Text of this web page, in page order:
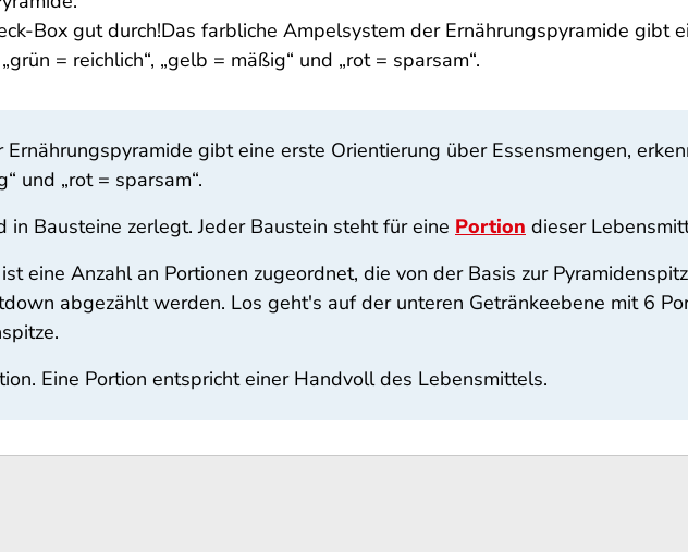
Box gut durch!Das farbliche Ampelsystem der Ernährungspyramide gibt
= reichlich“, „gelb = mäßig“ und „rot = sparsam“.
gibt eine erste Orientierung über Essensmengen,
und „rot = sparsam“.
in Bausteine zerlegt. Jeder Baustein steht für eine Portion dieser
eine Anzahl an Portionen zugeordnet, die von der Basis zur
abgezählt werden. Los geht's auf der unteren Getränkeebene mit 6
Eine Portion entspricht einer Handvoll des Lebensmittels.